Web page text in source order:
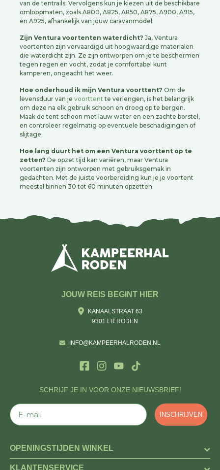
van de tentrails. Vervolgens kun je kiezen uit de beschikbare
omloopmaten, zoals A800, A825, A850, A875, A900, A915,
en A925, afhankelijk van jouw caravanmodel.
Zijn Ventura voortenten waterdicht? Ja, Ventura
voortenten zijn vervaardigd uit hoogwaardige materialen
die waterdicht zijn. Ze zijn ontworpen om je te beschermen
tegen regen en vocht, zodat je comfortabel kunt
kamperen, ongeacht het weer.
Hoe onderhoud ik mijn Ventura voorttent? Om de
levensduur van je voorttent te verlengen, is het belangrijk
om deze na elk gebruik schoon en droog op te bergen.
Maak de tent schoon met lauw water en een zachte borstel,
en controleer regelmatig op eventuele beschadigingen of
slijtage.
Hoe lang duurt het om een Ventura voorttent op te
zetten? De opzet tijd kan variëren, maar Ventura
voortenten zijn ontworpen met gebruiksgemak in
gedachten. Met de juiste voorbereiding kun je je voortent
meestal binnen 30 tot 60 minuten opzetten.
SCHRIJF JE IN VOOR ONZE NIEUWSBRIEF!
E-mail
INSCHRIJVEN
JOUW REIS BEGINT HIER
KANAALSTRAAT 63
9301 LR RODEN
INFO@KAMPEERHALRODEN.NL
OPENINGSTIJDEN WINKEL
KLANTENSERVICE